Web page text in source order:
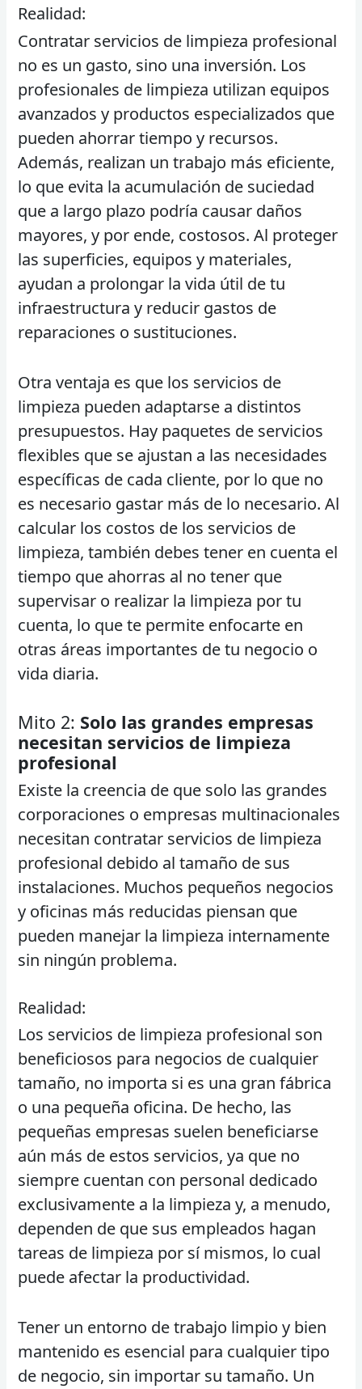
Realidad:
Contratar servicios de limpieza profesional
no es un gasto, sino una inversión. Los
profesionales de limpieza utilizan equipos
avanzados y productos especializados que
pueden ahorrar tiempo y recursos.
Además, realizan un trabajo más eficiente,
lo que evita la acumulación de suciedad
que a largo plazo podría causar daños
mayores, y por ende, costosos. Al proteger
las superficies, equipos y materiales,
ayudan a prolongar la vida útil de tu
infraestructura y reducir gastos de
reparaciones o sustituciones.
Otra ventaja es que los servicios de
limpieza pueden adaptarse a distintos
presupuestos. Hay paquetes de servicios
flexibles que se ajustan a las necesidades
específicas de cada cliente, por lo que no
es necesario gastar más de lo necesario. Al
calcular los costos de los servicios de
limpieza, también debes tener en cuenta el
tiempo que ahorras al no tener que
supervisar o realizar la limpieza por tu
cuenta, lo que te permite enfocarte en
otras áreas importantes de tu negocio o
vida diaria.
Mito 2: Solo las grandes empresas
necesitan servicios de limpieza
profesional
Existe la creencia de que solo las grandes
corporaciones o empresas multinacionales
necesitan contratar servicios de limpieza
profesional debido al tamaño de sus
instalaciones. Muchos pequeños negocios
y oficinas más reducidas piensan que
pueden manejar la limpieza internamente
sin ningún problema.
Realidad:
Los servicios de limpieza profesional son
beneficiosos para negocios de cualquier
tamaño, no importa si es una gran fábrica
o una pequeña oficina. De hecho, las
pequeñas empresas suelen beneficiarse
aún más de estos servicios, ya que no
siempre cuentan con personal dedicado
exclusivamente a la limpieza y, a menudo,
dependen de que sus empleados hagan
tareas de limpieza por sí mismos, lo cual
puede afectar la productividad.
Tener un entorno de trabajo limpio y bien
mantenido es esencial para cualquier tipo
de negocio, sin importar su tamaño. Un